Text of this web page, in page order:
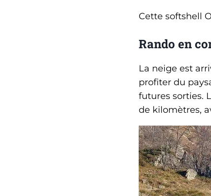
Cette softshell
Rando en
La neige est
profiter du
futures sorties.
de kilomètres,